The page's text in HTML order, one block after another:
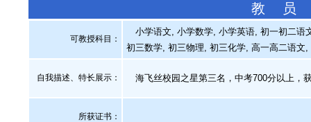
教 员
可教授科目：
小学语文, 小学数学, 小学英语, 初一初二语
初三数学, 初三物理, 初三化学, 高一高二语
自我描述、特长展示 ： 海飞丝校园之星第三名，中考700分以上，
所获证书 ：